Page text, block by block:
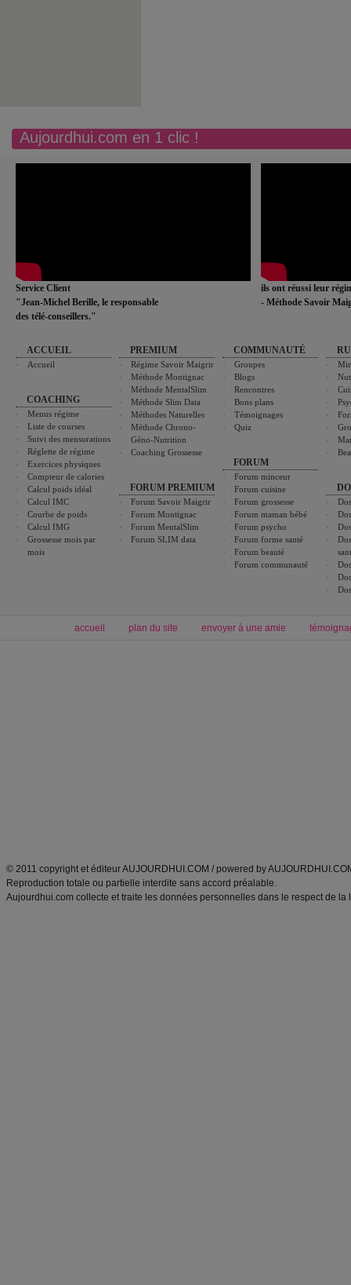
Aujourdhui.com en 1 clic !
Service Client
"Jean-Michel Berille, le responsable
des télé-conseillers."
ils ont réussi leur
- Méthode Savoir
ACCUEIL
Accueil
COACHING
Menus régime
Liste de courses
Suivi des mensurations
Réglette de régime
Exercices physiques
Compteur de calories
Calcul poids idéal
Calcul IMC
Courbe de poids
Calcul IMG
Grossesse mois par
mois
PREMIUM
Régime Savoir Maigrir
Méthode Montignac
Méthode MentalSlim
Méthode Slim Data
Méthodes Naturelles
Méthode Chrono-
Géno-Nutrition
Coaching Grossesse
FORUM PREMIUM
Forum Savoir Maigrir
Forum Montignac
Forum MentalSlim
Forum SLIM data
COMMUNAUTÉ
Groupes
Blogs
Rencontres
Bons plans
Témoignages
Quiz
FORUM
Forum minceur
Forum cuisine
Forum grossesse
Forum maman bébé
Forum psycho
Forum forme santé
Forum beauté
Forum communauté
accueil plan du site envoyer à une amie
© 2011 copyright et éditeur AUJOURDHUI.COM / powered by
Reproduction totale ou partielle interdite sans accord préalable.
Aujourdhui.com collecte et traite les données personnelles dans le respect de